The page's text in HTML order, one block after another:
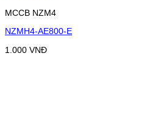
MCCB NZM4
NZMH4-AE800-E
1.000 VNĐ